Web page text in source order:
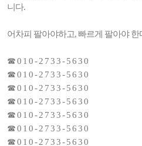
니다.
어차피 팔아야하고, 빠르게 팔아야
☎ 0 1 0 - 2 7 3 3 - 5 6 3 0
☎ 0 1 0 - 2 7 3 3 - 5 6 3 0
☎ 0 1 0 - 2 7 3 3 - 5 6 3 0
☎ 0 1 0 - 2 7 3 3 - 5 6 3 0
☎ 0 1 0 - 2 7 3 3 - 5 6 3 0
☎ 0 1 0 - 2 7 3 3 - 5 6 3 0
☎ 0 1 0 - 2 7 3 3 - 5 6 3 0